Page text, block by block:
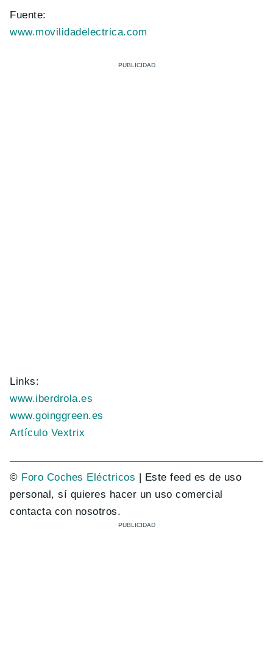
Fuente:
www.movilidadelectrica.com
Links:
www.iberdrola.es
www.goinggreen.es
Artículo Vextrix
© Foro Coches Eléctricos | Este feed es de uso
personal, sí quieres hacer un uso comercial
contacta con nosotros.